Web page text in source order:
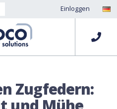
Einloggen
Zugfedern: